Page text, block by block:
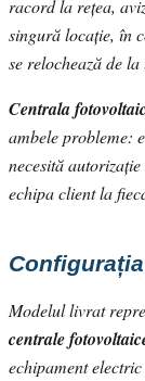
racord la rețea,
singură locație, în
se relochează de
Centrala
ambele probleme:
necesită
echipa client la
Modelul livrat
centrale
echipament